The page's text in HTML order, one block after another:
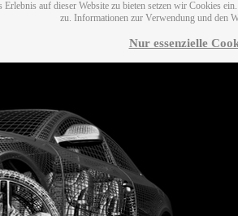
Erlebnis auf dieser Website zu bieten setzen wir Cookies
zu. Informationen zur Verwendung und den
Nur essenzielle